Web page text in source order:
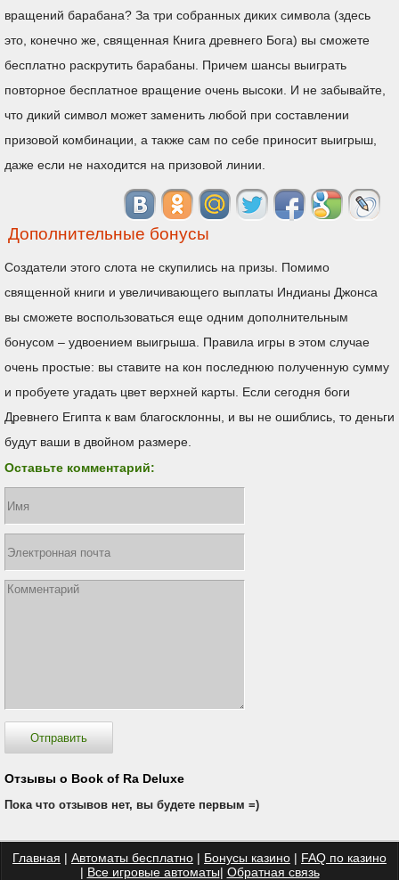
вращений барабана? За три собранных диких символа (здесь
это, конечно же, священная Книга древнего Бога) вы сможете
бесплатно раскрутить барабаны. Причем шансы выиграть
повторное бесплатное вращение очень высоки. И не забывайте,
что дикий символ может заменить любой при составлении
призовой комбинации, а также сам по себе приносит выигрыш,
даже если не находится на призовой линии.
Дополнительные бонусы
Создатели этого слота не скупились на призы. Помимо
священной книги и увеличивающего выплаты Индианы Джонса
вы сможете воспользоваться еще одним дополнительным
бонусом – удвоением выигрыша. Правила игры в этом случае
очень простые: вы ставите на кон последнюю полученную сумму
и пробуете угадать цвет верхней карты. Если сегодня боги
Древнего Египта к вам благосклонны, и вы не ошиблись, то деньги
будут ваши в двойном размере.
Оставьте комментарий:
Отзывы о Book of Ra Deluxe
Пока что отзывов нет, вы будете первым =)
Главная | Автоматы бесплатно | Бонусы казино | FAQ по казино
| Все игровые автоматы| Обратная связь